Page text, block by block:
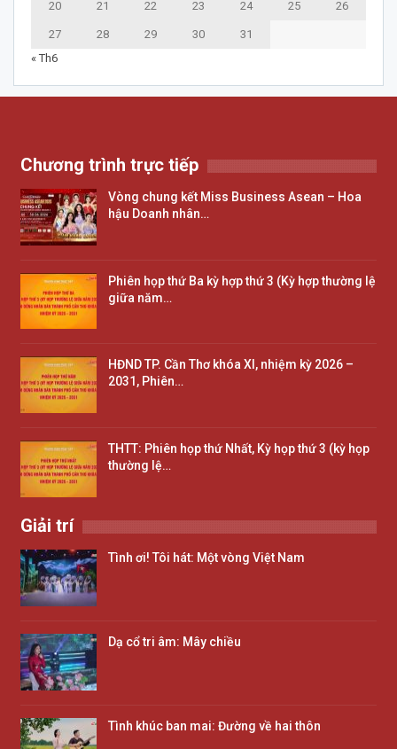
20 21 22 23 24 25 26
27 28 29 30
31
« Th6
Chương trình trực tiếp
Vòng chung kết Miss Business Asean – Hoa
hậu Doanh nhân…
Phiên họp thứ Ba kỳ hợp thứ 3 (Kỳ hợp thường lệ
giữa năm…
HĐND TP. Cần Thơ khóa XI, nhiệm kỳ 2026 –
2031, Phiên…
THTT: Phiên họp thứ Nhất, Kỳ họp thứ 3 (kỳ họp
thường lệ…
Giải trí
Tình ơi! Tôi hát: Một vòng Việt Nam
Dạ cổ tri âm: Mây chiều
Tình khúc ban mai: Đường về hai thôn